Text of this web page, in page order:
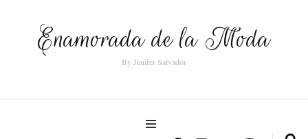
Enamorada de la Moda
By Jenifer Salvador